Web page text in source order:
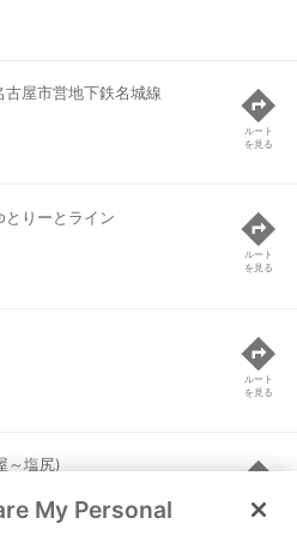
古屋市営地下鉄名城線
ルート
を見る
とりーとライン
ルート
を見る
ルート
を見る
～塩尻)
ルート
を見る
My Personal